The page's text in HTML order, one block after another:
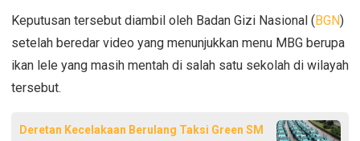
Keputusan tersebut diambil oleh Badan Gizi Nasional ( BGN)
setelah beredar video yang menunjukkan menu MBG berupa
ikan lele yang masih mentah di salah satu sekolah di wilayah
tersebut.
Deretan Kecelakaan Berulang Taksi Green SM